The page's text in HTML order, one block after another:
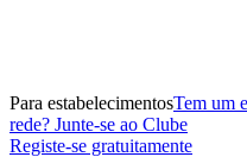
Para estabelecimentosTem um
rede? Junte-se ao Clube
Registe-se gratuitamente